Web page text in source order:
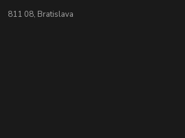
811 08, Bratislava